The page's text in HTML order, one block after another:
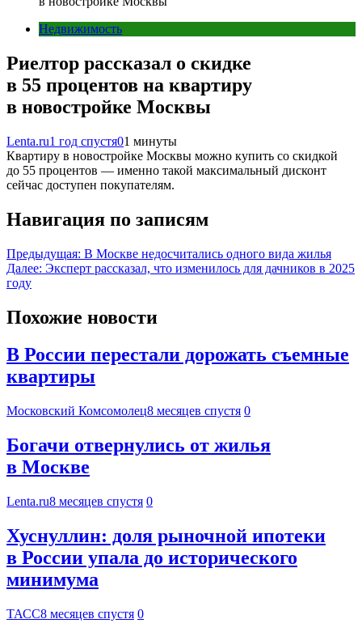
Недвижимость
Риелтор рассказал о скидке
в 55 процентов на квартиру
в новостройке Москвы
Lenta.ru1 год спустя01 минуты
Квартиру в новостройке Москвы можно купить со скидкой
до 55 процентов — именно такой максимальный дисконт
сейчас доступен покупателям.
Навигация по записям
Предыдущая: В Москве недосчитались одного вида жилья
Далее: Эксперт рассказал, что изменилось для дачников в 2025
году
Похожие новости
В России перестали дорожать съемные
квартиры
Московский Комсомолец8 месяцев спустя 0
Богачи отвернулись от жилья
в Москве
Lenta.ru8 месяцев спустя 0
Хуснуллин: доля рыночной ипотеки
в России упала до исторического
минимума
ТАСС8 месяцев спустя 0